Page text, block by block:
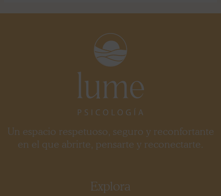
Un espacio respetuoso, seguro y reconfortante
en el que abrirte, pensarte y reconectarte.
Explora